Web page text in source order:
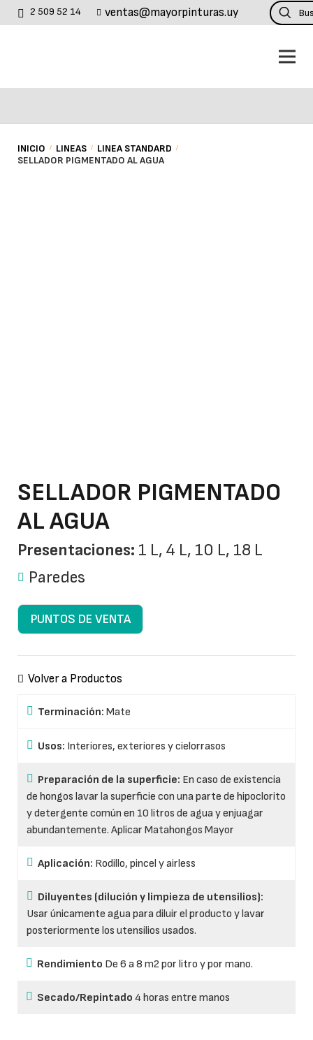
2 509 52 14 ventas@mayorpinturas.uy Búsqueda
de
productos
INICIO / LINEAS / LINEA STANDARD /
SELLADOR PIGMENTADO AL AGUA
SELLADOR PIGMENTADO
AL AGUA
Presentaciones: 1 L, 4 L, 10 L, 18 L
Paredes
PUNTOS DE VENTA
Volver a Productos
Terminación:Mate
Usos: Interiores, exteriores y cielorrasos
Preparación de la superficie: En caso de existencia
de hongos lavar la superficie con una parte de hipoclorito
y detergente común en 10 litros de agua y enjuagar
abundantemente. Aplicar Matahongos Mayor
Aplicación: Rodillo, pincel y airless
Diluyentes (dilución y limpieza de utensilios):
Usar únicamente agua para diluir el producto y lavar
posteriormente los utensilios usados.
Rendimiento De 6 a 8 m2 por litro y por mano.
Secado/Repintado4 horas entre manos